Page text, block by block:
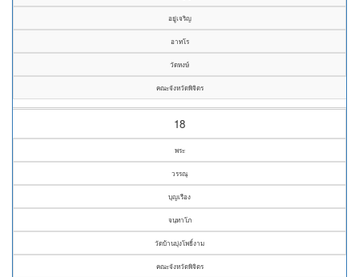
อยู่เจริญ
อาทโร
วัดหงษ์
คณะจังหวัดพิจิตร
18
พระ
วรรณุ
บุญเรือง
จนฺทาโภ
วัดบ้านบุ่งโพธิ์งาม
คณะจังหวัดพิจิตร